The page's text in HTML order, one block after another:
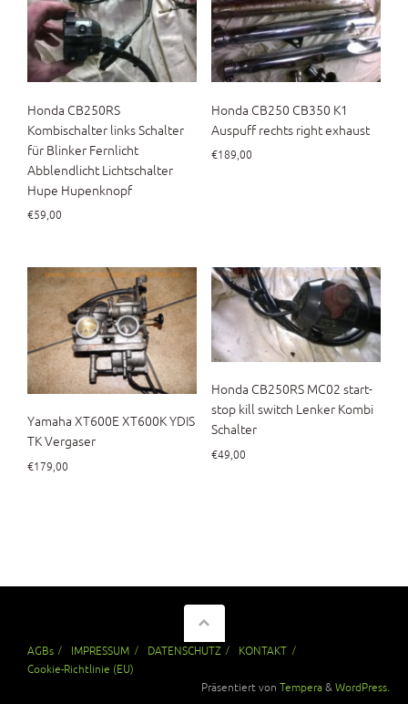
Honda CB250RS
Kombischalter links Schalter
für Blinker Fernlicht
Abblendlicht Lichtschalter
Hupe Hupenknopf
€59,00
Honda CB250 CB350 K1
Auspuff rechts right exhaust
€189,00
Yamaha XT600E XT600K YDIS
TK Vergaser
€179,00
Honda CB250RS MC02 start-
stop kill switch Lenker Kombi
Schalter
€49,00
AGBs IMPRESSUM DATENSCHUTZ
KONTAKT
Cookie-Richtlinie (EU)
Präsentiert von Tempera&WordPress.